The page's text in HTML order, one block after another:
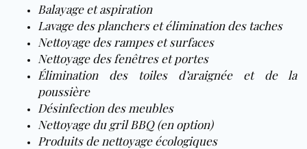
Balayage et aspiration
Lavage des planchers et élimination des taches
Nettoyage des rampes et surfaces
Nettoyage des fenêtres et portes
Élimination des toiles d’araignée et de la
poussière
Désinfection des meubles
Nettoyage du gril BBQ (en option)
Produits de nettoyage écologiques